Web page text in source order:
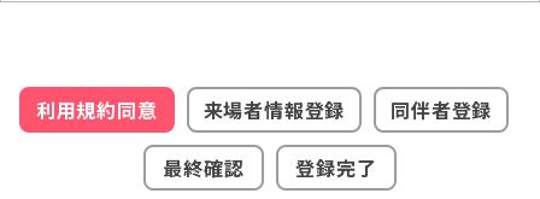
利用規約同意 来場者情報登録
同伴者登録
最終確認
登録完了